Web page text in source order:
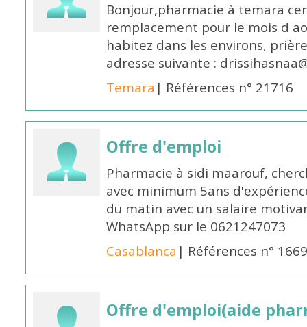
Bonjour,pharmacie à temara
remplacement pour le mois d
habitez dans les environs,
adresse suivante :
Temara | Références n° 21716
Offre d'emploi
Pharmacie à sidi maarouf,
avec minimum 5ans
du matin avec un salaire
WhatsApp sur le 0621247073
Casablanca | Références n°
Offre d'emploi(aide